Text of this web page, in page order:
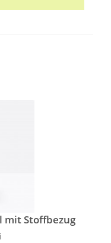
mit Stoffbezug